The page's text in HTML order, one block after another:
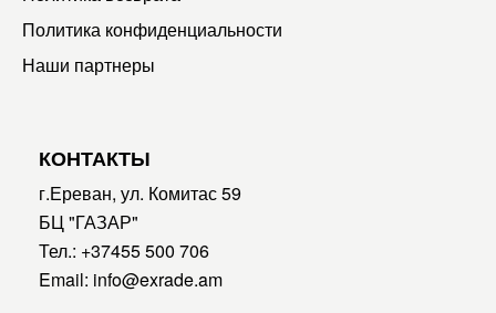
Политика конфиденциальности
Наши партнеры
КОНТАКТЫ
г.Ереван, ул. Комитас 59
БЦ "ГАЗАР"
Тел.: +37455 500 706
Email: info@exrade.am